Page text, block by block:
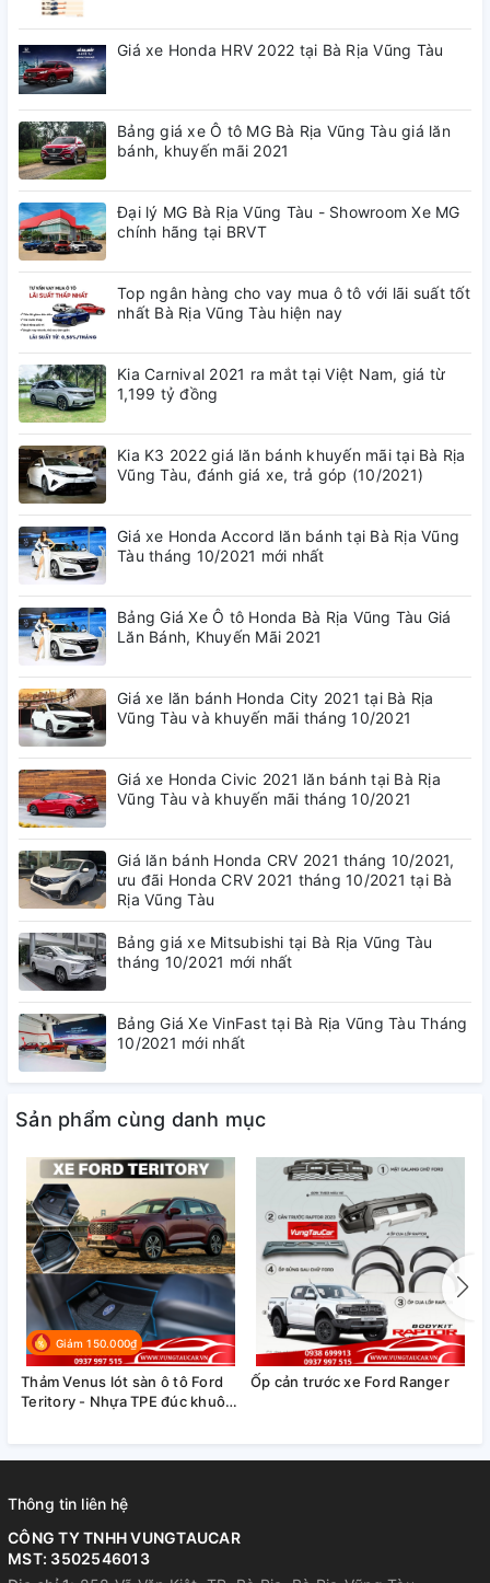
Giá xe Honda HRV 2022 tại Bà Rịa Vũng Tàu
Bảng giá xe Ô tô MG Bà Rịa Vũng Tàu giá lăn
bánh, khuyến mãi 2021
Đại lý MG Bà Rịa Vũng Tàu - Showroom Xe MG
chính hãng tại BRVT
Top ngân hàng cho vay mua ô tô với lãi suất tốt
nhất Bà Rịa Vũng Tàu hiện nay
Kia Carnival 2021 ra mắt tại Việt Nam, giá từ
1,199 tỷ đồng
Kia K3 2022 giá lăn bánh khuyến mãi tại Bà Rịa
Vũng Tàu, đánh giá xe, trả góp (10/2021)
Giá xe Honda Accord lăn bánh tại Bà Rịa Vũng
Tàu tháng 10/2021 mới nhất
Bảng Giá Xe Ô tô Honda Bà Rịa Vũng Tàu Giá
Lăn Bánh, Khuyến Mãi 2021
Giá xe lăn bánh Honda City 2021 tại Bà Rịa
Vũng Tàu và khuyến mãi tháng 10/2021
Giá xe Honda Civic 2021 lăn bánh tại Bà Rịa
Vũng Tàu và khuyến mãi tháng 10/2021
Giá lăn bánh Honda CRV 2021 tháng 10/2021,
ưu đãi Honda CRV 2021 tháng 10/2021 tại Bà
Rịa Vũng Tàu
Bảng giá xe Mitsubishi tại Bà Rịa Vũng Tàu
tháng 10/2021 mới nhất
Bảng Giá Xe VinFast tại Bà Rịa Vũng Tàu Tháng
10/2021 mới nhất
Sản phẩm cùng danh mục
Giảm 150.000₫
Thảm Venus lót sàn ô tô Ford
Teritory - Nhựa TPE đúc khuôn
Ốp cản trước xe Ford Ranger
Thông tin liên hệ
CÔNG TY TNHH VUNGTAUCAR
MST: 3502546013